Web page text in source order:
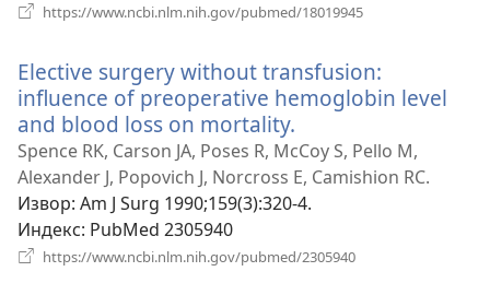
https://www.ncbi.nlm.nih.gov/pubmed/18019945
Elective surgery without transfusion:
influence of preoperative hemoglobin level
and blood loss on mortality.
нови
прозор)
Spence RK, Carson JA, Poses R, McCoy S, Pello M,
Alexander J, Popovich J, Norcross E, Camishion RC.
Извор‎: Am J Surg 1990;159(3):320-4.
Индекс‎: PubMed 2305940
https://www.ncbi.nlm.nih.gov/pubmed/2305940